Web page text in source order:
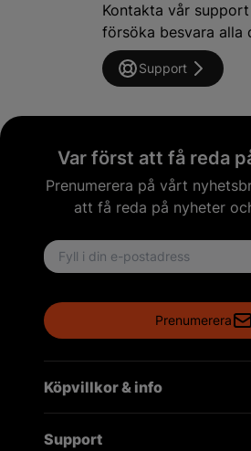
Kontakta vår
försöka besvara alla
Support
Var först att få reda
Prenumerera på vårt
att få reda på nyheter
Email address
Prenumerera
Köpvillkor & info
Support